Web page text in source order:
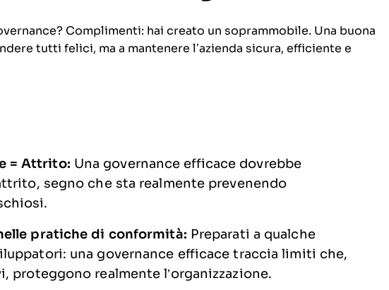
Complimenti: hai creato un soprammobile. Una buona
tutti felici, ma a mantenere l’azienda sicura, efficiente e
= Attrito: Una governance efficace dovrebbe
segno che sta realmente prevenendo
pratiche di conformità: Preparati a qualche
una governance efficace traccia limiti che,
proteggono realmente l’organizzazione.